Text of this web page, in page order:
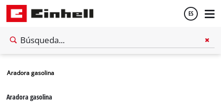
ES
Aradora gasolina
Aradora gasolina